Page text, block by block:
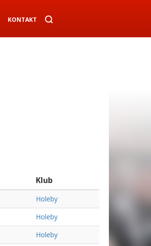
KONTAKT
Klub
Holeby
Holeby
Holeby